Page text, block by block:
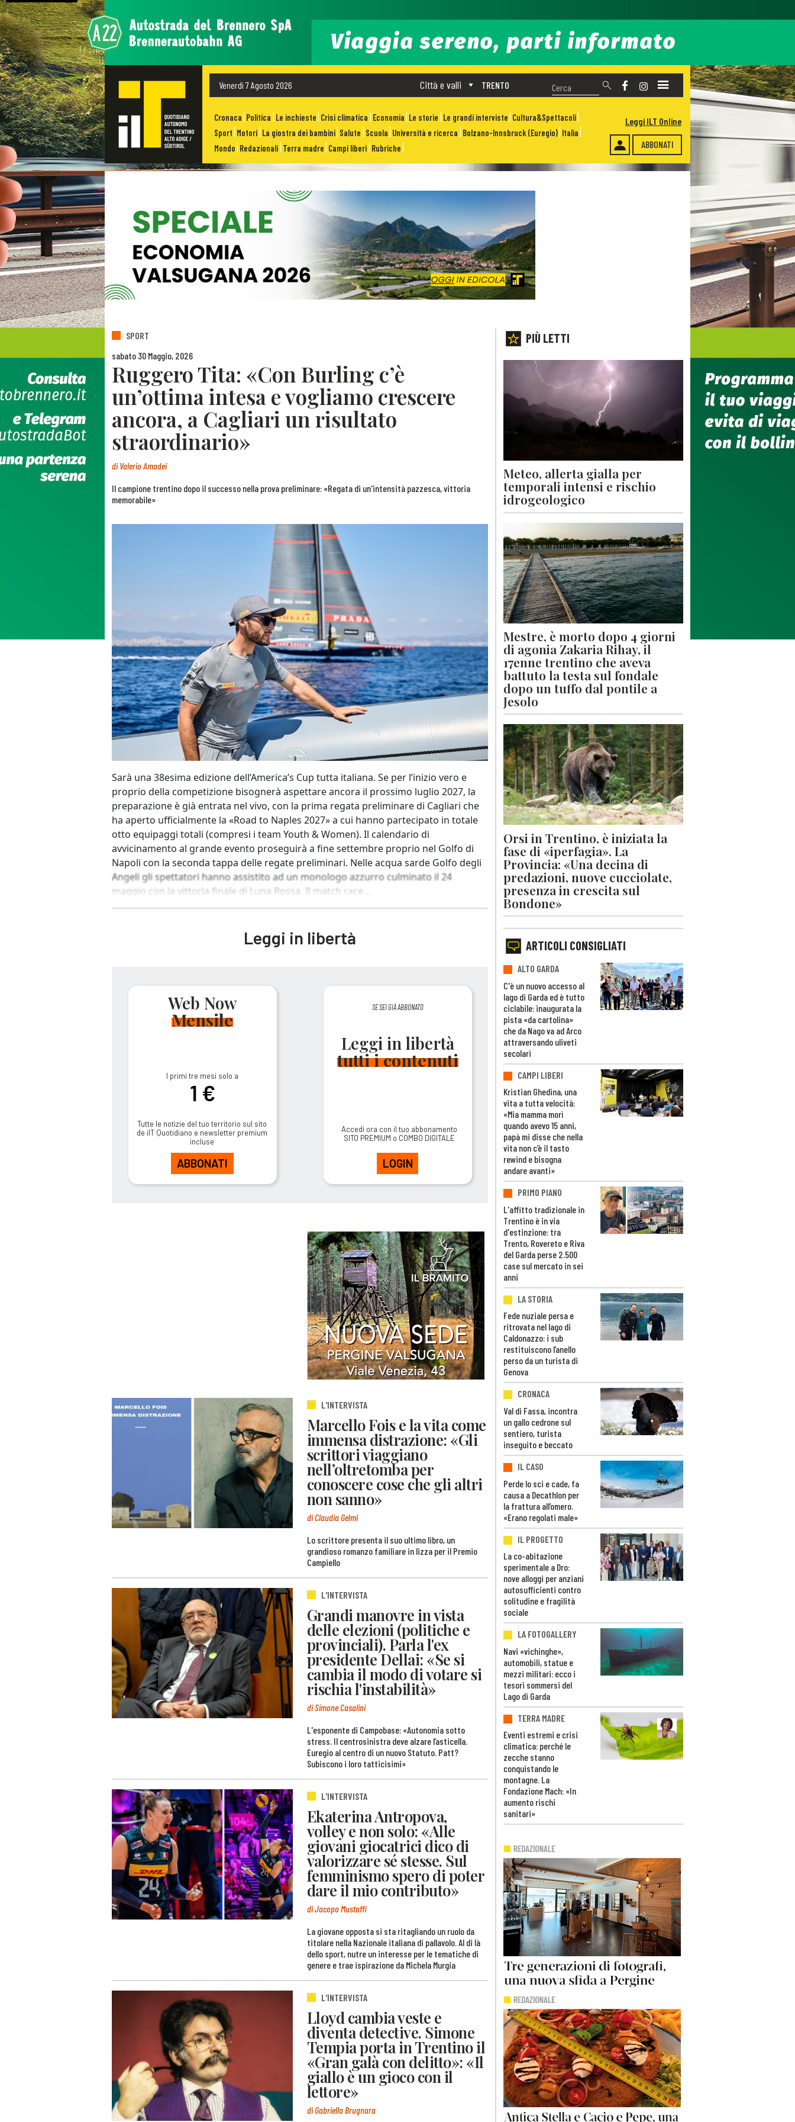
Venerdì 7 Agosto 2026 TRENTO
Città e valli
Cronaca Politica Le inchieste Crisi climatica Economia Le storie Le grandi interviste Cultura&Spettacoli
Sport Motori La giostra dei bambini Salute Scuola Università e ricerca Bolzano-Innsbruck (Euregio) Italia
Mondo Redazionali Terra madre Campi liberi Rubriche ABBONATI
Leggi ILT Online
SPORT
sabato 30 Maggio, 2026
Ruggero Tita: «Con Burling c’è
un’ottima intesa e vogliamo crescere
ancora, a Cagliari un risultato
straordinario»
diValerio Amadei
Il campione trentino dopo il successo nella prova preliminare: «Regata di un'intensità pazzesca, vittoria
memorabile»
Sarà una 38esima edizione dell’America’s Cup tutta italiana. Se per l’inizio vero e
proprio della competizione bisognerà aspettare ancora il prossimo luglio 2027, la
preparazione è già entrata nel vivo, con la prima regata preliminare di Cagliari che
ha aperto ufficialmente la «Road to Naples 2027» a cui hanno partecipato in totale
otto equipaggi totali (compresi i team Youth & Women). Il calendario di
avvicinamento al grande evento proseguirà a fine settembre proprio nel Golfo di
Napoli con la seconda tappa delle regate preliminari. Nelle acqua sarde Golfo degli
Angeli gli spettatori hanno assistito ad un monologo azzurro culminato il 24
maggio con la vittoria finale di Luna Rossa. Il match race ...
Leggi in libertà
Web Now
Mensile
I primi tre mesi solo a
1 €
Tutte le notizie del tuo territorio sul sito
de ilT Quotidiano e newsletter premium
incluse
ABBONATI
SE SEI GIÀ ABBONATO
Leggi in libertà
tutti i contenuti
Accedi ora con il tuo abbonamento
SITO PREMIUM o COMBO DIGITALE
LOGIN
L'INTERVISTA
Marcello Fois e la vita come
immensa distrazione: «Gli
scrittori viaggiano
nell’oltretomba per
conoscere cose che gli altri
non sanno»
di Claudia Gelmi
Lo scrittore presenta il suo ultimo libro, un
grandioso romanzo familiare in lizza per il Premio
Campiello
L'INTERVISTA
Grandi manovre in vista
delle elezioni (politiche e
provinciali). Parla l'ex
presidente Dellai: «Se si
cambia il modo di votare si
rischia l'instabilità»
di Simone Casalini
L'esponente di Campobase: «Autonomia sotto
stress. Il centrosinistra deve alzare l’asticella.
Euregio al centro di un nuovo Statuto. Patt?
Subiscono i loro tatticisimi»
L'INTERVISTA
Ekaterina Antropova,
volley e non solo: «Alle
giovani giocatrici dico di
valorizzare sé stesse. Sul
femminismo spero di poter
dare il mio contributo»
di Jacopo Mustaffi
La giovane opposta si sta ritagliando un ruolo da
titolare nella Nazionale italiana di pallavolo. Al di là
dello sport, nutre un interesse per le tematiche di
genere e trae ispirazione da Michela Murgia
L'INTERVISTA
Lloyd cambia veste e
diventa detective. Simone
Tempia porta in Trentino il
«Gran galà con delitto»: «Il
giallo è un gioco con il
lettore»
di Gabriella Brugnara
PIÙ LETTI
Meteo, allerta gialla per
temporali intensi e rischio
idrogeologico
Mestre, è morto dopo 4 giorni
di agonia Zakaria Rihay, il
17enne trentino che aveva
battuto la testa sul fondale
dopo un tuffo dal pontile a
Jesolo
Orsi in Trentino, è iniziata la
fase di «iperfagia». La
Provincia: «Una decina di
predazioni, nuove cucciolate,
presenza in crescita sul
Bondone»
ARTICOLI CONSIGLIATI
ALTO GARDA
C'è un nuovo accesso al
lago di Garda ed è tutto
ciclabile: inaugurata la
pista «da cartolina»
che da Nago va ad Arco
attraversando uliveti
secolari
CAMPI LIBERI
Kristian Ghedina, una
vita a tutta velocità:
«Mia mamma morì
quando avevo 15 anni,
papà mi disse che nella
vita non c’è il tasto
rewind e bisogna
andare avanti»
PRIMO PIANO
L'affitto tradizionale in
Trentino è in via
d'estinzione: tra
Trento, Rovereto e Riva
del Garda perse 2.500
case sul mercato in sei
anni
LA STORIA
Fede nuziale persa e
ritrovata nel lago di
Caldonazzo: i sub
restituiscono l’anello
perso da un turista di
Genova
CRONACA
Val di Fassa, incontra
un gallo cedrone sul
sentiero, turista
inseguito e beccato
IL CASO
Perde lo sci e cade, fa
causa a Decathlon per
la frattura all’omero.
«Erano regolati male»
IL PROGETTO
La co-abitazione
sperimentale a Dro:
nove alloggi per anziani
autosufficienti contro
solitudine e fragilità
sociale
LA FOTOGALLERY
Navi «vichinghe»,
automobili, statue e
mezzi militari: ecco i
tesori sommersi del
Lago di Garda
TERRA MADRE
Eventi estremi e crisi
climatica: perché le
zecche stanno
conquistando le
montagne. La
Fondazione Mach: «In
aumento rischi
sanitari»